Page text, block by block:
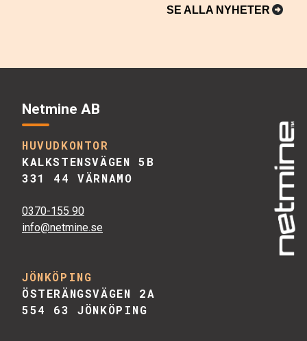
SE ALLA NYHETER
Netmine AB
HUVUDKONTOR
KALKSTENSVÄGEN 5B
331 44 VÄRNAMO
0370-155 90
info@netmine.se
JÖNKÖPING
ÖSTERÄNGSVÄGEN 2A
554 63 JÖNKÖPING